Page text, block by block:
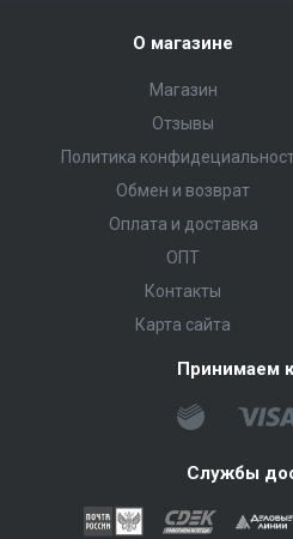
О магазине
Магазин
Отзывы
Политика
Обмен и возврат
Оплата и доставка
ОПТ
Контакты
Карта сайта
Принимаем
Службы